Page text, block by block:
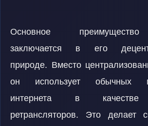
Основное
заключается в его
природе. Вместо
он использует обычных
интернета в качестве
ретрансляторов. Это делает